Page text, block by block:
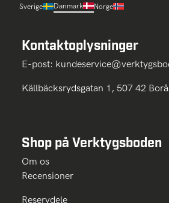
Sverige Danmark Norge
Kontaktoplysninger
E-post:
Källbäcksrydsgatan 1, 507 42
Shop på Verktygsboden
Om os
Recensioner
Reservdele